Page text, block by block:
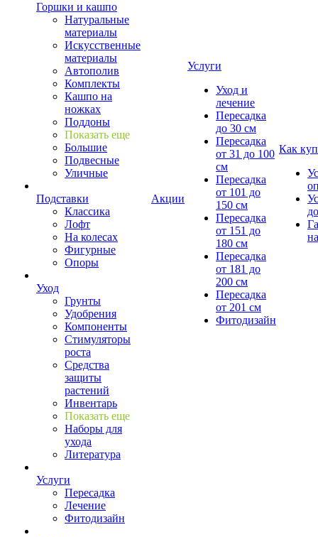
Горшки и кашпо
Натуральные
материалы
Искусственные
материалы
Автополив
Комплекты
Кашпо на
ножках
Поддоны
Показать еще
Большие
Подвесные
Уличные
Подставки
Классика
Лофт
На колесах
Фигурные
Опоры
Уход
Грунты
Удобрения
Компоненты
Стимуляторы
роста
Средства
защиты
растений
Инвентарь
Показать еще
Наборы для
ухода
Литература
Услуги
Пересадка
Лечение
Фитодизайн
Акции
Услуги
Уход и
лечение
Пересадка
до 30 см
Пересадка
от 31 до 100
см
Пересадка
от 101 до
150 см
Пересадка
от 151 до
180 см
Пересадка
от 181 до
200 см
Пересадка
от 201 см
Фитодизайн
Как